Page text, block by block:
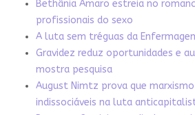
Bethânia Amaro estreia no
profissionais do sexo
A luta sem tréguas da
Gravidez reduz oportunidades e
mostra pesquisa
August Nimtz prova que
indissociáveis na luta